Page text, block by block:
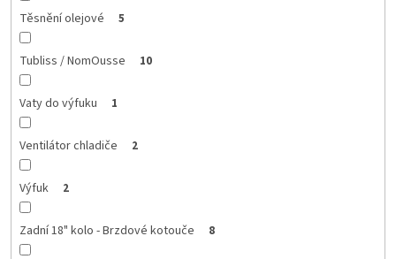
Těsnění olejové 5
Tubliss / NomOusse 10
Vaty do výfuku 1
Ventilátor chladiče 2
Výfuk 2
Zadní 18" kolo - Brzdové kotouče 8